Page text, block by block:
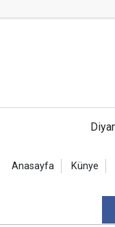
Anasayfa Künye